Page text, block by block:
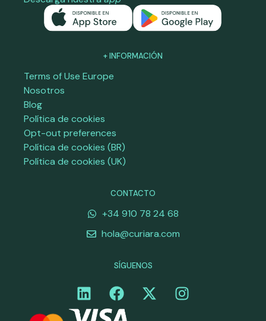
+ INFORMACIÓN
Terms of Use Europe
Nosotros
Blog
Política de cookies
Opt-out preferences
Política de cookies (BR)
Política de cookies (UK)
CONTACTO
+34 910 78 24 68
hola@curiara.com
SÍGUENOS